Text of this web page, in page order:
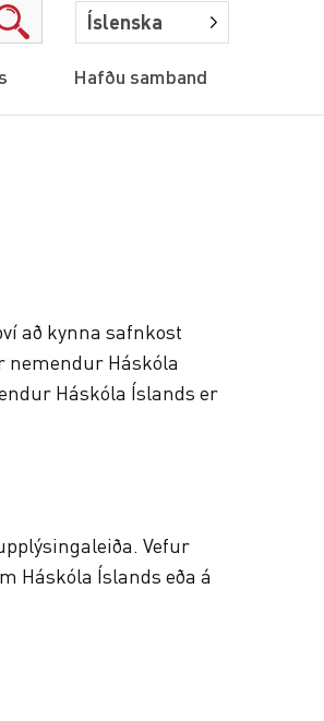
Íslenska
Hafðu samband
að kynna safnkost
Háskóla
Háskóla Íslands er
Vefur
Háskóla Íslands eða á